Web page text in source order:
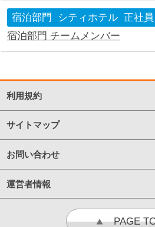
宿泊部門 シティホテル
正社員
宿泊部門 チームメンバー
利用規約
サイトマップ
お問い合わせ
運営者情報
PAGE